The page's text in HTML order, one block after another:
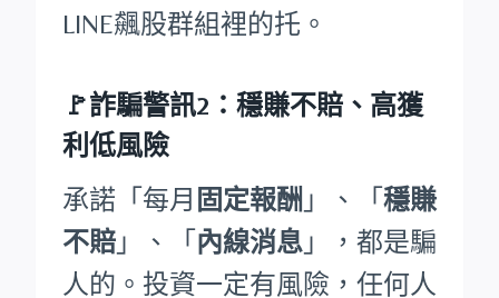
LINE飆股群組裡的托。
🚩詐騙警訊2：穩賺不賠、高獲
利低風險
承諾「每月 固定報酬 」、「 穩賺
不賠 」、「 內線消息 」，都是騙
人的。投資一定有風險，任何人